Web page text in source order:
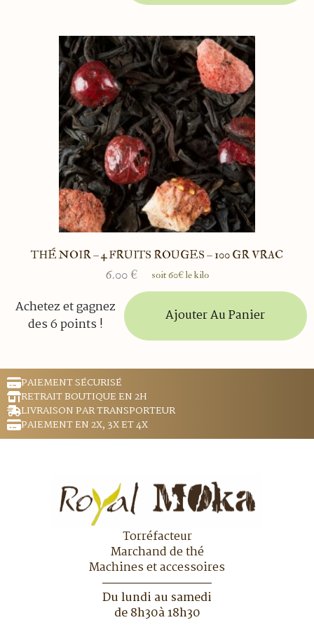
THÉ NOIR – 4 FRUITS ROUGES – 100 GR VRAC
6.00 € soit 60€ le kilo
Achetez et gagnez
des 6 points !
Ajouter Au Panier
PAIEMENT SÉCURISÉ
RETRAIT BOUTIQUE EN 2H
LIVRAISON PAR TRANSPORTEUR
PAIEMENT EN 2X, 3X ET 4X
Torréfacteur
Marchand de thé
Machines et accessoires
Du lundi au samedi
de 8h30à 18h30